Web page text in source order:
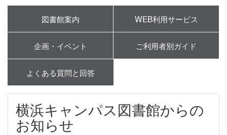
図書館案内 WEB利用サービス
企画・イベント ご利用者別ガイド
よくある質問と回答
横浜キャンパス図書館からの
お知らせ